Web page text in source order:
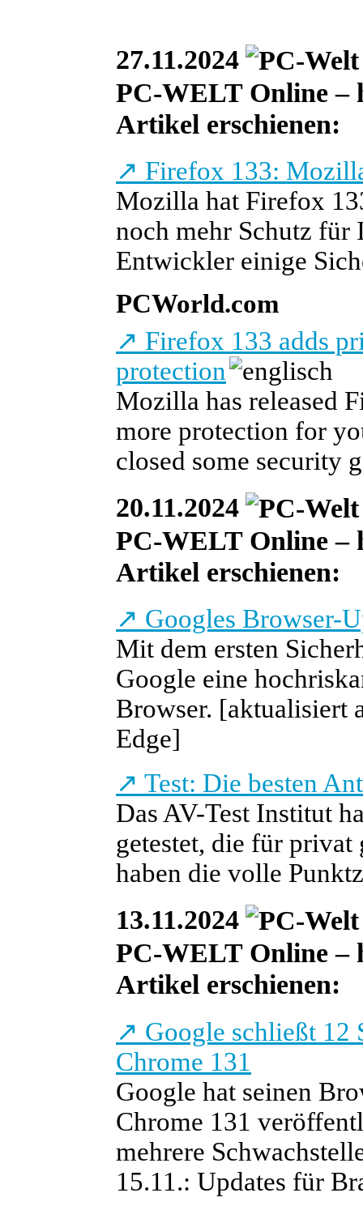
27.11.2024
PC-WELT Online –
Artikel erschienen:
↗ Firefox 133:
Mozilla hat Firefox
noch mehr Schutz für
Entwickler einige
PCWorld.com
↗ Firefox 133 adds
protection
Mozilla has released
more protection for
closed some security
20.11.2024
PC-WELT Online –
Artikel erschienen:
↗ Googles Browser-
Mit dem ersten
Google eine
Browser. [aktualisiert
Edge]
↗ Test: Die besten
Das AV-Test Institut
getestet, die für privat
haben die volle
13.11.2024
PC-WELT Online –
Artikel erschienen:
↗ Google schließt 12
Chrome 131
Google hat seinen
Chrome 131
mehrere
15.11.: Updates für